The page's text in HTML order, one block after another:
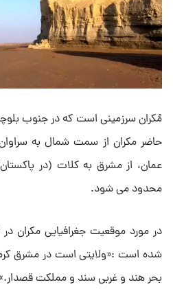
مُکران سرزمینی است که در جنوب
حاضر مکران از سمت شمال به
عمان، از مشرق به کلات (در
محدود می شود.
در مورد موقعیت جغرافیایی مکران
شده است :«ولایتی است در مشرق
بحر هند و غربی سند و مملکت قصدار.»